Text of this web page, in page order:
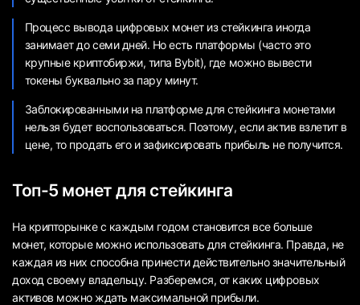
Процесс вывода цифровых монет из стейкинга иногда
занимает до семи дней. Но есть платформы (часто это
крупные криптобиржи, типа Bybit), где можно вывести
токены буквально за пару минут.
Заблокированными на платформе для стейкинга монетами
нельзя будет воспользоваться. Поэтому, если актив взлетит в
цене, то продать его и зафиксировать прибыль не получится.
Топ-5 монет для стейкинга
На крипторынке с каждым годом становится все больше
монет, которые можно использовать для стейкинга. Правда, не
каждая из них способна принести действительно значительный
доход своему владельцу. Разберемся, от каких цифровых
активов можно ждать максимальной прибыли.